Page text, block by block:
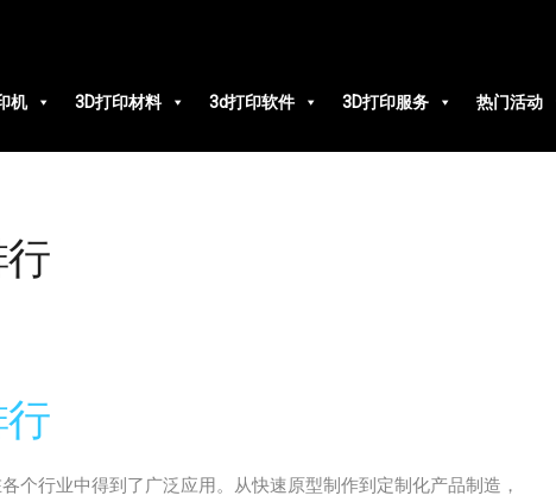
机 3D打印材料 3d打印软件 3D打印服务 热门活动
个行业中得到了广泛应用。从快速原型制作到定制化产品制造，